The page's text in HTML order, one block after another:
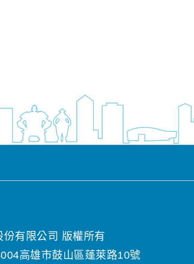
份有限公司 版權所有
高雄市鼓山區蓬萊路10號